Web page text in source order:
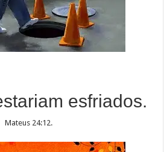
esfriados.
Mateus 24:12.